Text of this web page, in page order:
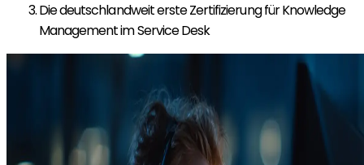
Die deutschlandweit erste Zertifizierung für Knowledge
Management im Service Desk